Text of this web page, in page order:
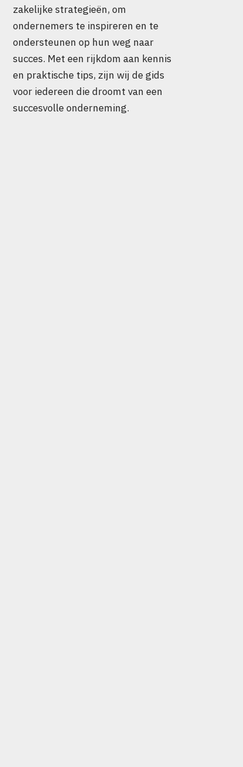
zakelijke strategieën, om
ondernemers te inspireren en te
ondersteunen op hun weg naar
succes. Met een rijkdom aan kennis
en praktische tips, zijn wij de gids
voor iedereen die droomt van een
succesvolle onderneming.